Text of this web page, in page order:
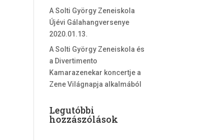
A Solti György Zeneiskola
Újévi Gálahangversenye
2020.01.13.
A Solti György Zeneiskola és
a Divertimento
Kamarazenekar koncertje a
Zene Világnapja alkalmából
Legutóbbi
hozzászólások